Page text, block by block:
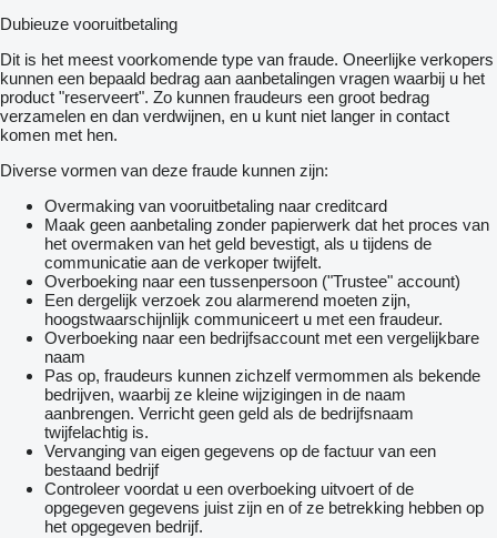
Dubieuze vooruitbetaling
Dit is het meest voorkomende type van fraude. Oneerlijke verkopers
kunnen een bepaald bedrag aan aanbetalingen vragen waarbij u het
product "reserveert". Zo kunnen fraudeurs een groot bedrag
verzamelen en dan verdwijnen, en u kunt niet langer in contact
komen met hen.
Diverse vormen van deze fraude kunnen zijn:
Overmaking van vooruitbetaling naar creditcard
Maak geen aanbetaling zonder papierwerk dat het proces van
het overmaken van het geld bevestigt, als u tijdens de
communicatie aan de verkoper twijfelt.
Overboeking naar een tussenpersoon ("Trustee" account)
Een dergelijk verzoek zou alarmerend moeten zijn,
hoogstwaarschijnlijk communiceert u met een fraudeur.
Overboeking naar een bedrijfsaccount met een vergelijkbare
naam
Pas op, fraudeurs kunnen zichzelf vermommen als bekende
bedrijven, waarbij ze kleine wijzigingen in de naam
aanbrengen. Verricht geen geld als de bedrijfsnaam
twijfelachtig is.
Vervanging van eigen gegevens op de factuur van een
bestaand bedrijf
Controleer voordat u een overboeking uitvoert of de
opgegeven gegevens juist zijn en of ze betrekking hebben op
het opgegeven bedrijf.